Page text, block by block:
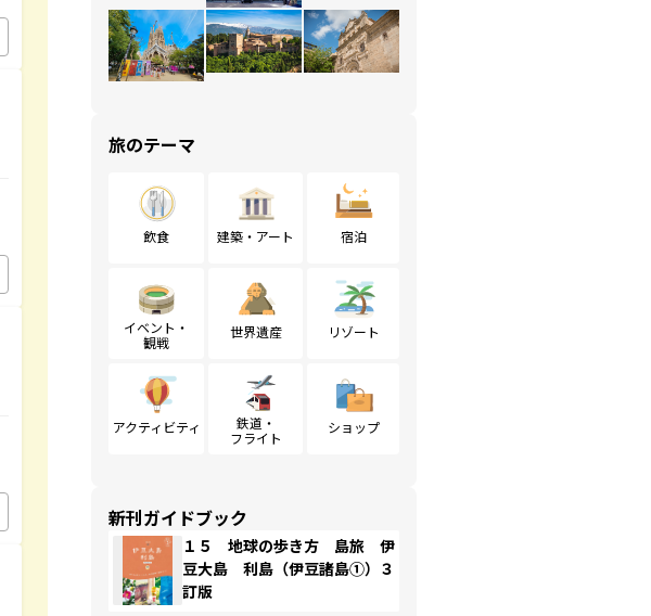
旅のテーマ
飲食 建築・アート 宿泊
イベント・
観戦
世界遺産 リゾート
アクティビティ
鉄道・
フライト
ショップ
新刊ガイドブック
１５ 地球の歩き方 島旅 伊
豆大島 利島（伊豆諸島①）３
訂版